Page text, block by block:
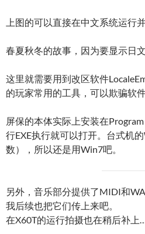
上图的可以直接在中文系统运行
春夏秋冬的故事，因为要显示日
这里就需要用到改区软件
的玩家常用的工具，可以欺骗软
屏保的本体实际上安装在
行EXE执行就可以打开。台式机
数），所以还是用Win7吧。
另外，音乐部分提供了MIDI和
我后续也把它们传上来吧。
在X60T的运行拍摄也在稍后补上